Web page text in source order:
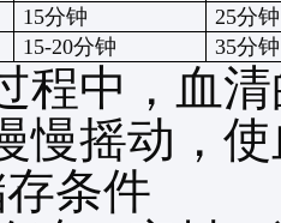
15分钟 25分钟
15-20分钟 35分钟
中，血清
慢摇动，
条件